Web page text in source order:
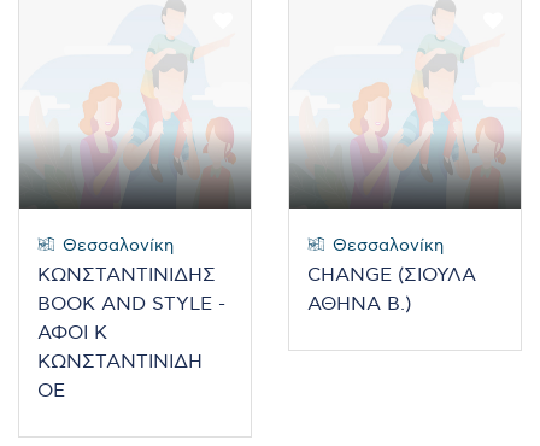
Θεσσαλονίκη
ΚΩΝΣΤΑΝΤΙΝΙΔΗΣ
BOOK AND STYLE -
ΑΦΟΙ Κ
ΚΩΝΣΤΑΝΤΙΝΙΔΗ
ΟΕ
Θεσσαλονίκη
CHANGE (ΣΙΟΥΛΑ
ΑΘΗΝΑ Β.)